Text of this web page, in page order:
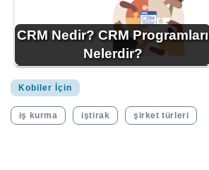
CRM Nedir? CRM Programları
Nelerdir?
Kobiler İçin
iş kurma iştirak şirket türleri